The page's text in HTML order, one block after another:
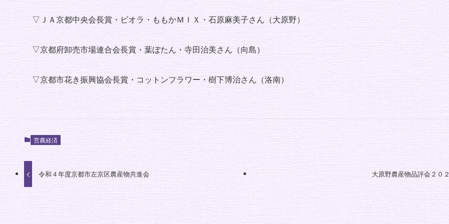
▽ＪＡ京都中央会長賞・ビオラ・ももかＭＩＸ・石原麻美子さん（大原野）
▽京都府卸売市場連合会長賞・葉ぼたん・寺田治美さん（向島）
▽京都市花き振興協会長賞・コットンフラワー・樹下博治さん（洛南）
営農経済
令和４年度京都市左京区農産物共進会 大原野農産物品評会２０